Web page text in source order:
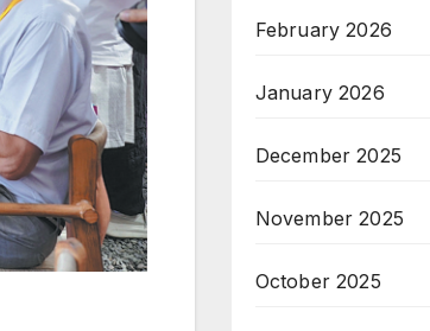
February 2026
January 2026
December 2025
November 2025
October 2025